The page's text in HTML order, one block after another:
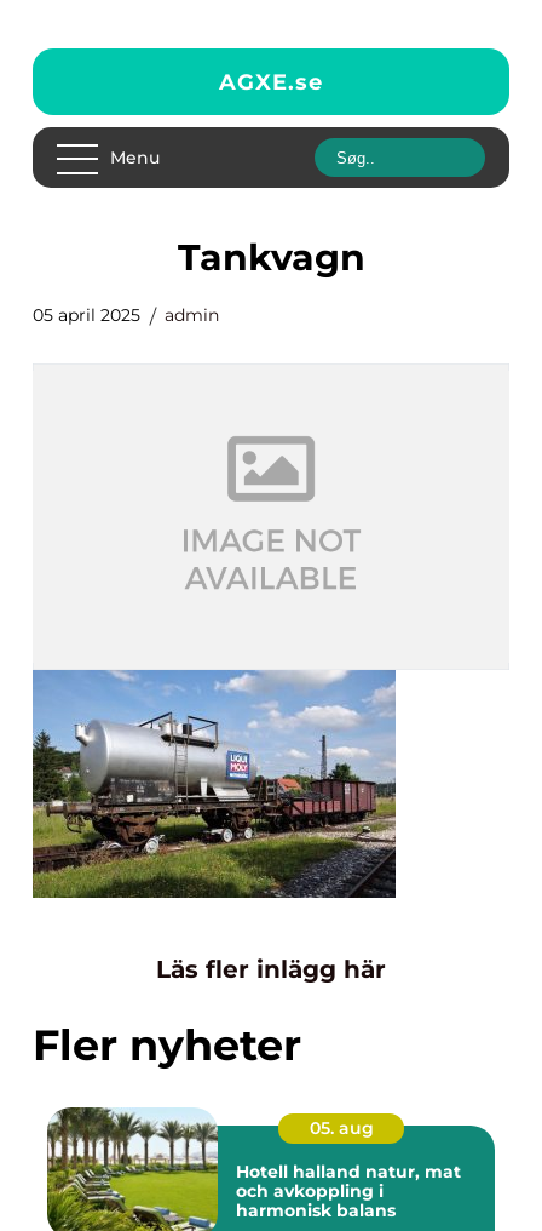
AGXE.se
Menu
tankvagn
05 april 2025 admin
Läs fler inlägg här
Fler nyheter
05. aug
Hotell halland natur, mat
och avkoppling i
harmonisk balans